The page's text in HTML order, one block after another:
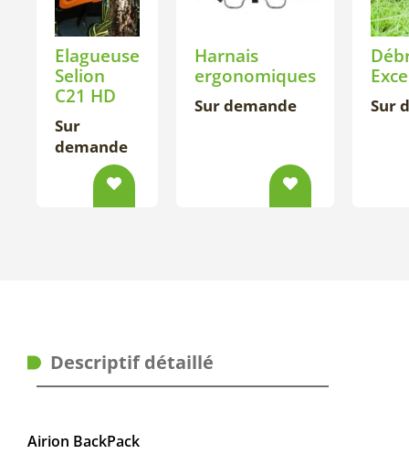
Elagueuse
Selion
C21 HD
Sur
demande
Harnais
ergonomiques
Sur demande Sur
Descriptif détaillé
Airion BackPack